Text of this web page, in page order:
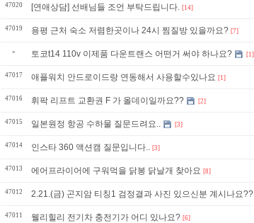
47020 [연애상담] 선배님들 조언 부탁드립니다. [14]
47019 용평 근처 숙소 저렴한곳이나 24시 찜질방 있을까요? [7]
» 토코t14 110v 이제품 다운트랜스 어떤거 써야 하나요? [1]
47017 애플워치 안드로이드랑 연동해서 사용할수있나요 [1]
47016 휘팍 리프트 교환권 F 가 올데이일까요?? [2]
47015 일본원정 항공 수하물 질문드려요.. [3]
47014 인스타 360 액션캠 질문입니다.. [3]
47013 에어프라이어에 구워먹을 닭봉 닭날개 찾아요 [8]
47012 2.21.(금) 곤지암 티칭1 검정결과 사진 있으신분 계시나요??
47011 웰리힐리 전기차 충전기가 어디 있나요? [6]